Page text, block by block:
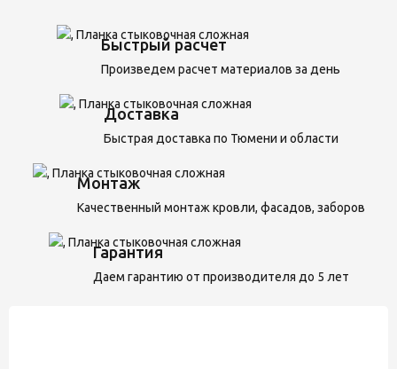
Быстрый расчет
Произведем расчет материалов за день
Доставка
Быстрая доставка по Тюмени и области
Монтаж
Качественный монтаж кровли, фасадов, заборов
Гарантия
Даем гарантию от производителя до 5 лет